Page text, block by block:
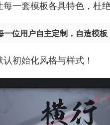
一套模板各具特色，杜绝
位用户自主定制，自造模板
初始化风格与样式！